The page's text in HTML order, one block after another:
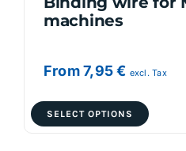
machines
From 7,95€ excl. Tax
SELECT OPTIONS
product